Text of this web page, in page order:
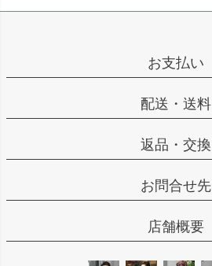
お支払い
配送・送料
返品・交換
お問合せ先
店舗概要